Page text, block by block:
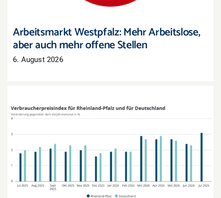
Arbeitsmarkt Westpfalz: Mehr Arbeitslose,
aber auch mehr offene Stellen
6. August 2026
Inflation in Rheinland-Pfalz zieht im Juli deutlich